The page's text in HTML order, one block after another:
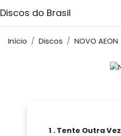
Discos do Brasil
Início Discos NOVO AEON
1 . Tente Outra Vez